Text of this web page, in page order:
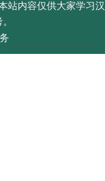
站内容仅供大家学习汉